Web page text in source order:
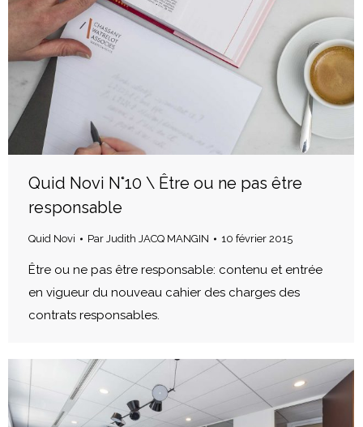
Quid Novi N°10 \ Être ou ne pas être
responsable
Quid Novi Par Judith JACQ MANGIN 10 février 2015
Être ou ne pas être responsable: contenu et entrée
en vigueur du nouveau cahier des charges des
contrats responsables.